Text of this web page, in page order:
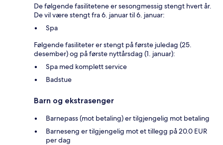
De følgende fasilitetene er sesongmessig stengt hvert år.
De vil være stengt fra 6. januar til 6. januar:
Spa
Følgende fasiliteter er stengt på første juledag (25.
desember) og på første nyttårsdag (1. januar):
Spa med komplett service
Badstue
Barn og ekstrasenger
Barnepass (mot betaling) er tilgjengelig mot betaling
Barneseng er tilgjengelig mot et tillegg på 20.0 EUR
per dag